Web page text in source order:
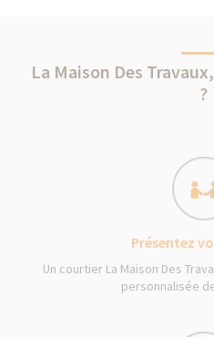
La Maison Des
?
Présentez
Un courtier La Maison Des
personnalisée